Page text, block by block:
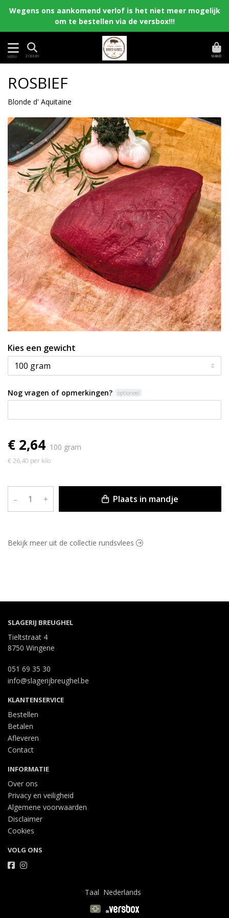
Wegens ons aankomend verlof is het niet meer mogelijk
om te bestellen via de versbox!!!
MENU ZOEKEN MAND
ROSBIEF
Blonde d' Aquitaine
Kies een gewicht
Nog vragen of opmerkingen? optioneel
€ 2,64 100 gram
€ 26,40 per kilo
– + Plaats in mandje
Bekijk meer uit de collectie rundsvlees
SLAGERIJ BREUGHEL
Tieltstraat 4
8750 Wingene
051 69 35 30
info@slagerijbreughel.be
KLANTENSERVICE
Bestellen
Betalen
Afleveren
Contact
INFORMATIE
Over ons
Privacy en veiligheid
Algemene voorwaarden
Disclaimer
Cookies
VOLG ONS
Taal